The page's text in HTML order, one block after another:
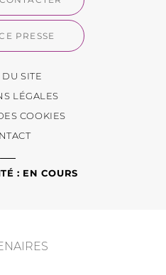
PRESSE
SITE
LÉGALES
COOKIES
: EN COURS